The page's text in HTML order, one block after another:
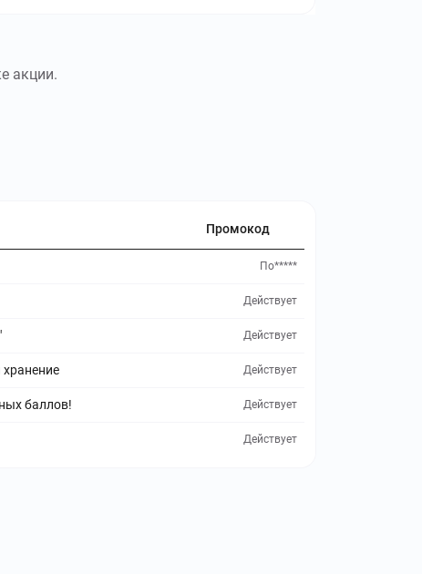
акции.
Промокод
По*****
Действует
Действует
Действует
баллов! Действует
Действует